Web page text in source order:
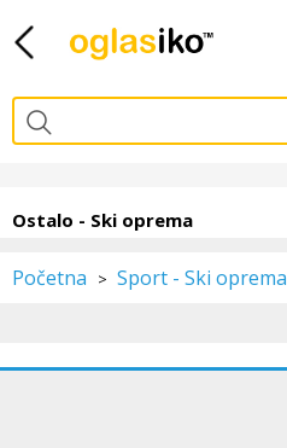
Ostalo - Ski oprema
Početna > Sport - Ski oprema